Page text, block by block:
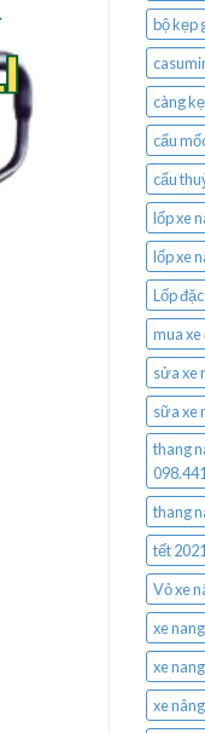
bộ kẹp
càng
cẩu
cẩu
lốp xe
lốp xe
Lốp
mua
sửa xe
sữa xe
thang
thang
tết 2021
Vỏ xe
xe
xe
xe